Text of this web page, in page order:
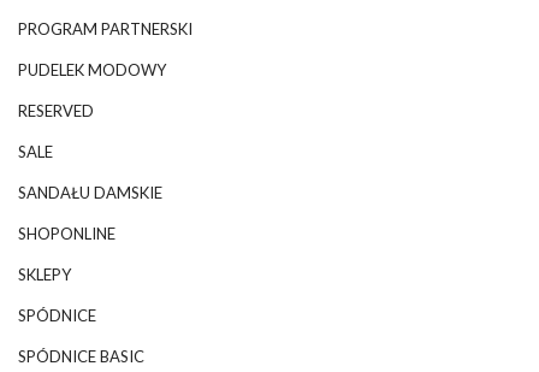
PROGRAM PARTNERSKI
PUDELEK MODOWY
RESERVED
SALE
SANDAŁU DAMSKIE
SHOPONLINE
SKLEPY
SPÓDNICE
SPÓDNICE BASIC